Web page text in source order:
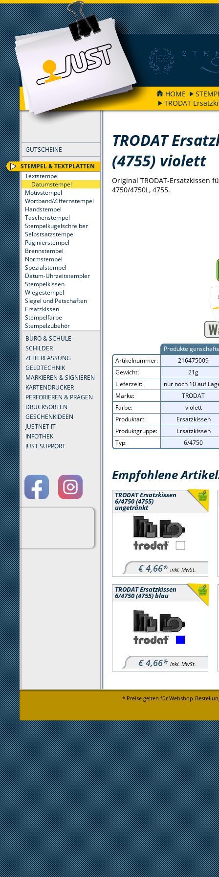
HOME
TRODAT
GUTSCHEINE
STEMPEL & TEXTPLATTEN
Textstempel
Datumstempel
Motivstempel
Wortband/Ziffernstempel
Handstempel
Taschenstempel
Stempelkugelschreiber
Selbstsatzstempel
Paginierstempel
Brennstempel
Normstempel
Spezialstempel
Datum-Uhrzeitstempler
Stempelkissen
Wiegestempel
Siegel und Petschaften
Ersatzkissen
Stempelfarbe
Stempelzubehör
BÜRO & SCHULE
SCHILDER
ZEITERFASSUNG
GELDTECHNIK
MARKIEREN & SIGNIEREN
KARTENDRUCKER
PERFORIEREN & PRÄGEN
DRUCKSORTEN
GESCHENKIDEEN
JUSTNET IT
INFOTHEK
JUST SUPPORT
FILTER
TRODAT
(4755) violett
Original TRODAT-Ersatzkissen
4750/4750L, 4755.
Artikelnummer:
216475009
Gewicht:
21g
Lieferzeit:
nur noch 10 auf
Marke:
TRODAT
Farbe:
violett
Produktart:
Ersatzkissen
Produktgruppe:
Ersatzkissen
Typ:
6/4750
Empfohlene
TRODAT Ersatzkissen
6/4750 (4755)
ungetränkt
€ 4,66* inkl. MwSt.
TRODAT Ersatzkissen
6/4750 (4755) blau
€ 4,66* inkl. MwSt.
* Preise gelten für Webshop-